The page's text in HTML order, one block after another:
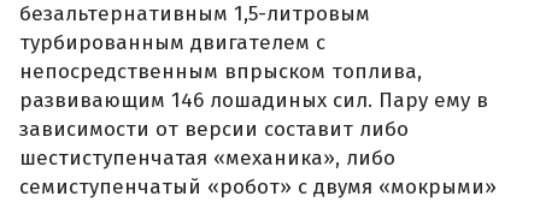
безальтернативным 1,5-литровым
турбированным двигателем с
непосредственным впрыском топлива,
развивающим 146 лошадиных сил. Пару ему в
зависимости от версии составит либо
шестиступенчатая «механика», либо
семиступенчатый «робот» с двумя «мокрыми»